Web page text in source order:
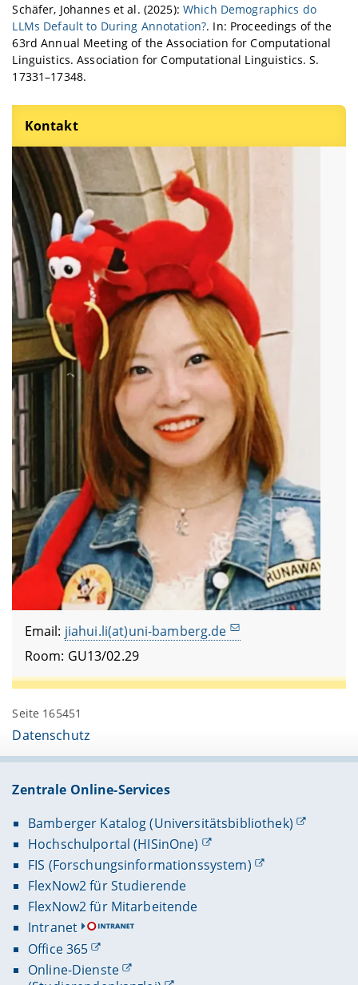
Schäfer, Johannes et al. (2025):Which Demographics do
LLMs Default to During Annotation?. In: Proceedings of the
63rd Annual Meeting of the Association for Computational
Linguistics. Association for Computational Linguistics. S.
17331–17348.
Kontakt
Email: jiahui.li(at)uni-bamberg.de
Room: GU13/02.29
Seite 165451
Datenschutz
Zentrale Online-Services
Bamberger Katalog (Universitätsbibliothek)
Hochschulportal (HISinOne)
FIS (Forschungsinformationssystem)
FlexNow2 für Studierende
FlexNow2 für Mitarbeitende
Intranet
Office 365
Online-Dienste